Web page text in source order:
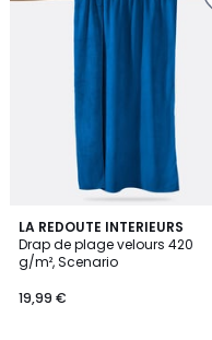
LA REDOUTE INTERIEURS
Drap de plage velours 420
g/m², Scenario
19,99 €
4,7
/ 5
6
Couleurs